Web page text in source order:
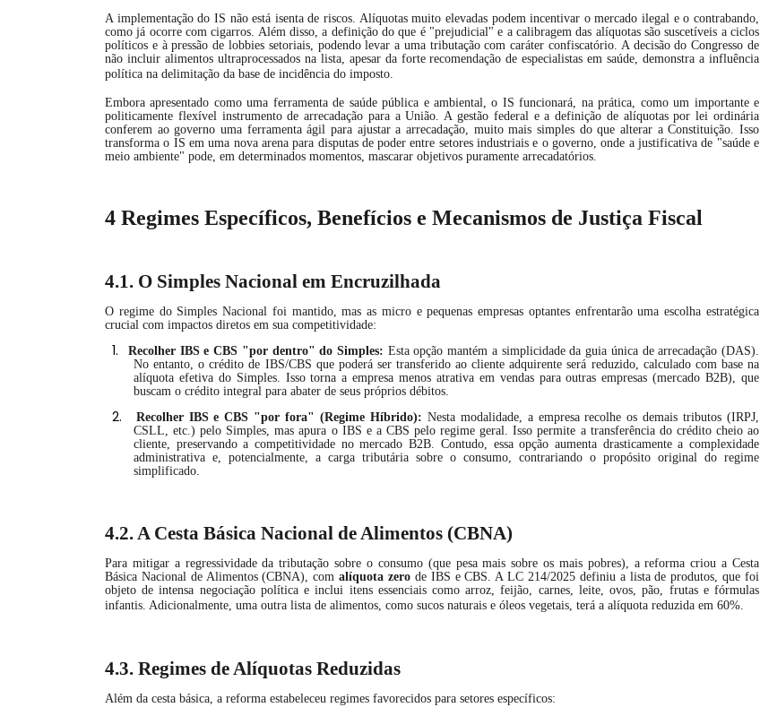
A implementação do IS não está isenta de riscos. Alíquotas muito elevadas podem incentivar o mercado ilegal e o contrabando,
como já ocorre com cigarros. Além disso, a definição do que é "prejudicial" e a calibragem das alíquotas são suscetíveis a ciclos
políticos e à pressão de lobbies setoriais, podendo levar a uma tributação com caráter confiscatório. A decisão do Congresso de
não incluir alimentos ultraprocessados na lista, apesar da forte recomendação de especialistas em saúde, demonstra a influência
política na delimitação da base de incidência do imposto.
Embora apresentado como uma ferramenta de saúde pública e ambiental, o IS funcionará, na prática, como um importante e
politicamente flexível instrumento de arrecadação para a União. A gestão federal e a definição de alíquotas por lei ordinária
conferem ao governo uma ferramenta ágil para ajustar a arrecadação, muito mais simples do que alterar a Constituição. Isso
transforma o IS em uma nova arena para disputas de poder entre setores industriais e o governo, onde a justificativa de "saúde e
meio ambiente" pode, em determinados momentos, mascarar objetivos puramente arrecadatórios.
4 Regimes Específicos, Benefícios e Mecanismos de Justiça Fiscal
4.1. O Simples Nacional em Encruzilhada
O regime do Simples Nacional foi mantido, mas as micro e pequenas empresas optantes enfrentarão uma escolha estratégica
crucial com impactos diretos em sua competitividade:
1. Recolher IBS e CBS "por dentro" do Simples: Esta opção mantém a simplicidade da guia única de arrecadação (DAS).
No entanto, o crédito de IBS/CBS que poderá ser transferido ao cliente adquirente será reduzido, calculado com base na
alíquota efetiva do Simples. Isso torna a empresa menos atrativa em vendas para outras empresas (mercado B2B), que
buscam o crédito integral para abater de seus próprios débitos.
2. Recolher IBS e CBS "por fora" (Regime Híbrido): Nesta modalidade, a empresa recolhe os demais tributos (IRPJ,
CSLL, etc.) pelo Simples, mas apura o IBS e a CBS pelo regime geral. Isso permite a transferência do crédito cheio ao
cliente, preservando a competitividade no mercado B2B. Contudo, essa opção aumenta drasticamente a complexidade
administrativa e, potencialmente, a carga tributária sobre o consumo, contrariando o propósito original do regime
simplificado.
4.2. A Cesta Básica Nacional de Alimentos (CBNA)
Para mitigar a regressividade da tributação sobre o consumo (que pesa mais sobre os mais pobres), a reforma criou a Cesta
Básica Nacional de Alimentos (CBNA), comalíquota zero de IBS e CBS. A LC 214/2025 definiu a lista de produtos, que foi
objeto de intensa negociação política e inclui itens essenciais como arroz, feijão, carnes, leite, ovos, pão, frutas e fórmulas
infantis. Adicionalmente, uma outra lista de alimentos, como sucos naturais e óleos vegetais, terá a alíquota reduzida em 60%.
4.3. Regimes de Alíquotas Reduzidas
Além da cesta básica, a reforma estabeleceu regimes favorecidos para setores específicos: